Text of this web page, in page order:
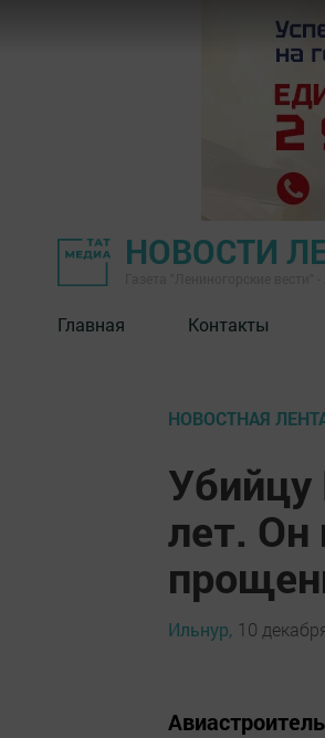
НОВОСТИ
Главная Контакты
НОВОСТНАЯ
Убийцу
лет. Он
Ильнур, 10